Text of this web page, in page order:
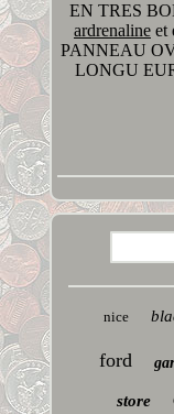
EN TRES
ardrenalineet
PANNEAU
LONGU
nice
ford
store